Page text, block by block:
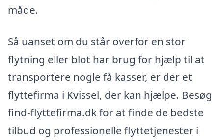
måde.
Så uanset om du står overfor en stor
flytning eller blot har brug for hjælp til at
transportere nogle få kasser, er der et
flyttefirma i Kvissel, der kan hjælpe. Besøg
find-flyttefirma.dk for at finde de bedste
tilbud og professionelle flyttetjenester i